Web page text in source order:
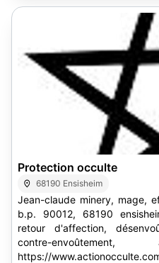
Protection occulte
68190 Ensisheim
Jean-claude minery, mage,
b.p. 90012, 68190
retour d'affection,
contre-envoûtement,
https://